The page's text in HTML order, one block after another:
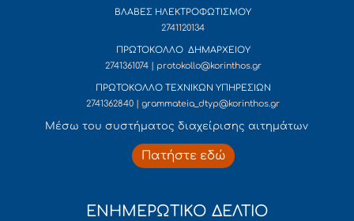
ΒΛΑΒΕΣ ΗΛΕΚΤΡΟΦΩΤΙΣΜΟΥ
2741120134
ΠΡΩΤΟΚΟΛΛΟ ΔΗΜΑΡΧΕΙΟΥ
2741361074 | protokollo@korinthos.gr
ΠΡΩΤΟΚΟΛΛΟ ΤΕΧΝΙΚΩΝ ΥΠΗΡΕΣΙΩΝ
2741362840 | grammateia_dtyp@korinthos.gr
Mέσω του συστήματος διαχείρισης αιτημάτων
Πατήστε εδώ
ΕΝΗΜΕΡΩΤΙΚΟ ΔΕΛΤΙΟ